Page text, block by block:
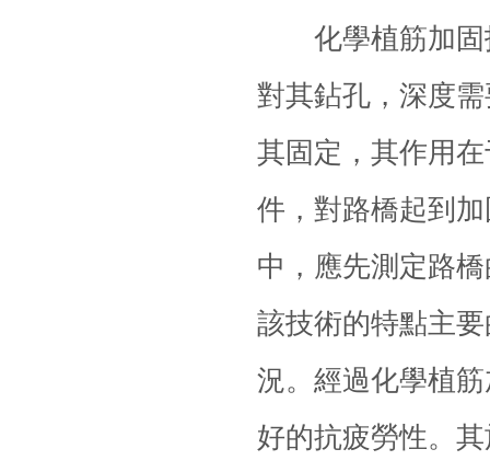
化學植筋加固
對其鉆孔，深度
其固定，其作用
件，對路橋起到
中，應先測定路
該技術的特點主
況。經過化學植
好的抗疲勞性。其